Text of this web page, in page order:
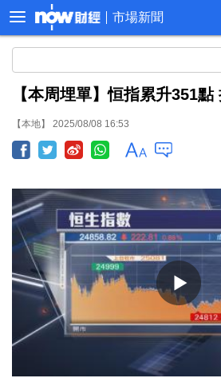
市場新聞
【本周埋單】恒指累升351
【本地】 2025/08/08 16:53